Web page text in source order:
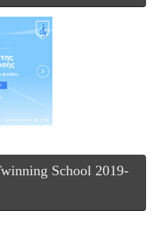
School 2019-